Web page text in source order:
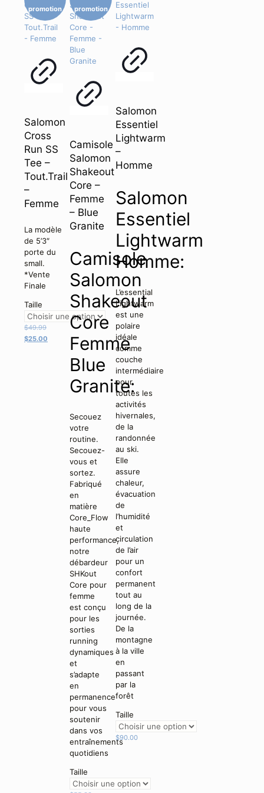
promotion
Salomon
Cross
Run SS
Tee –
Tout.Trail
–
Femme
La modèle
de 5’3″
porte du
small.
*Vente
Finale
Taille
$49.99Le
prix
$25.00
$25.00.
promotion
Camisole
Salomon
Shakeout
Core –
Femme
– Blue
Granite
Camisole
Salomon
Shakeout
Core
Femme
Blue
Granite:
Secouez
votre
routine.
Secouez-
vous et
sortez.
Fabriqué
en
matière
Core_Flow
haute
performance,
notre
débardeur
SHKout
Core pour
femme
est conçu
pour les
sorties
running
dynamiques
et
s’adapte
en
permanence
pour vous
soutenir
dans vos
entraînements
quotidiens
Taille
Salomon
Essentiel
Lightwarm
–
Homme
Salomon
Essentiel
Lightwarm
Homme:
L’essential
Lightwarm
est une
polaire
idéale
comme
couche
intermédiaire
pour
toutes les
activités
hivernales,
de la
randonnée
au ski.
Elle
assure
chaleur,
évacuation
de
l’humidité
et
circulation
de l’air
pour un
confort
permanent
tout au
long de la
journée.
De la
montagne
à la ville
en
passant
par la
forêt
Taille
$90.00